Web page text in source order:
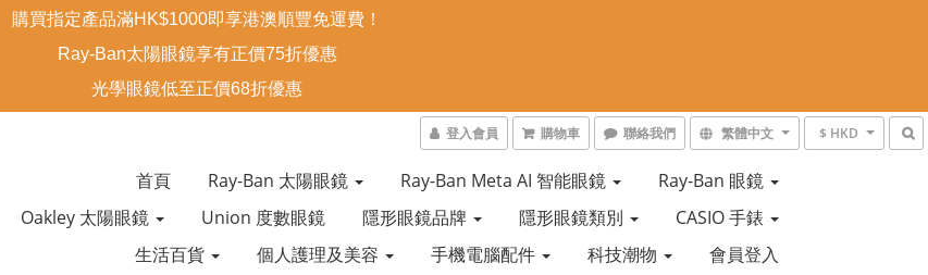
登入會員 購物車 聯絡我們 繁體中文 $ HKD
首頁 Ray-Ban 太陽眼鏡 Ray-Ban Meta AI 智能眼鏡
Ray-Ban 眼鏡
Oakley 太陽眼鏡
Union 度數眼鏡 隱形眼鏡品牌 隱形眼鏡類別
CASIO 手錶
生活百貨
個人護理及美容 手機電腦配件 科技潮物 會員登入
購買指定產品滿HK$1000即享港澳順豐免運費！
Ray-Ban太陽眼鏡享有正價75折優惠
光學眼鏡低至正價68折優惠